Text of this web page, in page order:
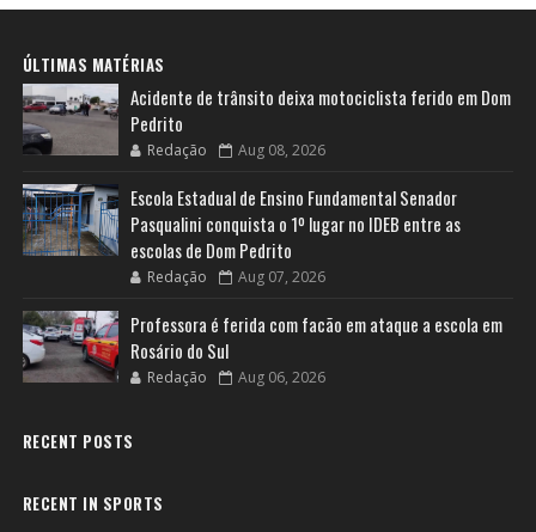
ÚLTIMAS MATÉRIAS
Acidente de trânsito deixa motociclista ferido em Dom
Pedrito
Redação Aug 08, 2026
Escola Estadual de Ensino Fundamental Senador
Pasqualini conquista o 1º lugar no IDEB entre as
escolas de Dom Pedrito
Redação Aug 07, 2026
Professora é ferida com facão em ataque a escola em
Rosário do Sul
Redação Aug 06, 2026
RECENT POSTS
RECENT IN SPORTS